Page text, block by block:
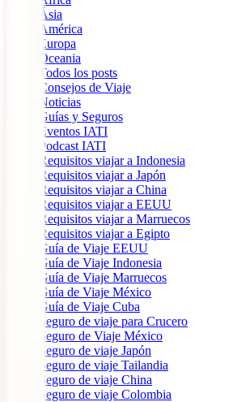
Ásia
América
Europa
Oceania
Todos los posts
Consejos de Viaje
Noticias
Guías y Seguros
Eventos IATI
Podcast IATI
Requisitos viajar a Indonesia
Requisitos viajar a Japón
Requisitos viajar a China
Requisitos viajar a EEUU
Requisitos viajar a Marruecos
Requisitos viajar a Egipto
Guía de Viaje EEUU
Guía de Viaje Indonesia
Guía de Viaje Marruecos
Guía de Viaje México
Guía de Viaje Cuba
Seguro de viaje para Crucero
Seguro de Viaje México
Seguro de viaje Japón
Seguro de viaje Tailandia
Seguro de viaje China
Seguro de viaje Colombia